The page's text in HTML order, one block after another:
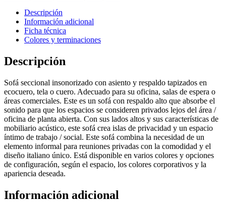
Descripción
Información adicional
Ficha técnica
Colores y terminaciones
Descripción
Sofá seccional insonorizado con asiento y respaldo tapizados en
ecocuero, tela o cuero. Adecuado para su oficina, salas de espera o
áreas comerciales. Este es un sofá con respaldo alto que absorbe el
sonido para que los espacios se consideren privados lejos del área /
oficina de planta abierta. Con sus lados altos y sus características de
mobiliario acústico, este sofá crea islas de privacidad y un espacio
íntimo de trabajo / social. Este sofá combina la necesidad de un
elemento informal para reuniones privadas con la comodidad y el
diseño italiano único. Está disponible en varios colores y opciones
de configuración, según el espacio, los colores corporativos y la
apariencia deseada.
Información adicional